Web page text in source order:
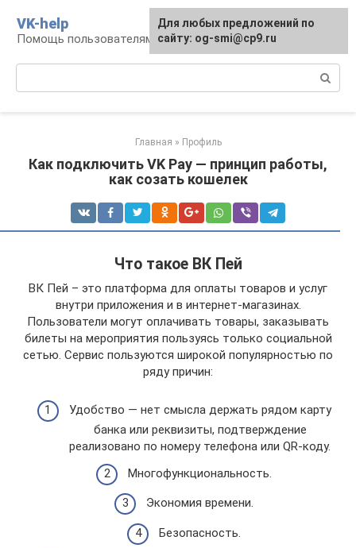
контенту
VK-help
Помощь пользователям соцсети ВКонтакте
Главная » Профиль
Как подключить VK Pay — принцип работы,
как созать кошелек
Что такое ВК Пей
ВК Пей – это платформа для оплаты товаров и услуг
внутри приложения и в интернет-магазинах.
Пользователи могут оплачивать товары, заказывать
билеты на мероприятия пользуясь только социальной
сетью. Сервис пользуются широкой популярностью по
ряду причин:
Удобство — нет смысла держать рядом карту
банка или реквизиты, подтверждение
реализовано по номеру телефона или QR-коду.
Многофункциональность.
Экономия времени.
Безопасность.
Для любых предложений по
сайту: og-smi@cp9.ru